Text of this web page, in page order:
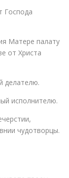
Господа
Матере палату
от Христа
делателю.
исполнителю.
чудотворцы.